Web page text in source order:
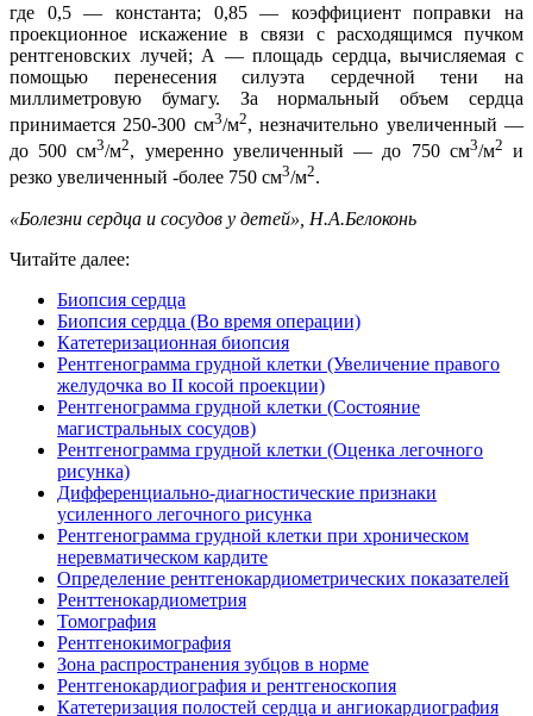
где 0,5 — константа; 0,85 — коэффициент поправки на
проекционное искажение в связи с расходящимся пучком
рентгеновских лучей; А — площадь сердца, вычисляемая с
помощью перенесения силуэта сердечной тени на
миллиметровую бумагу. За нормальный объем сердца
принимается 250-300 см3/м2, незначительно увеличенный —
до 500 см3/м2, умеренно увеличенный — до 750 см3/м2 и
резко увеличенный -более 750 см3/м2.
«Болезни сердца и сосудов у детей», Н.А.Белоконь
Читайте далее:
Биопсия сердца
Биопсия сердца (Во время операции)
Катетеризационная биопсия
Рентгенограмма грудной клетки (Увеличение правого
желудочка во II косой проекции)
Рентгенограмма грудной клетки (Состояние
магистральных сосудов)
Рентгенограмма грудной клетки (Оценка легочного
рисунка)
Дифференциально-диагностические признаки
усиленного легочного рисунка
Рентгенограмма грудной клетки при хроническом
неревматическом кардите
Определение рентгенокардиометрических показателей
Ренттенокардиометрия
Томография
Рентгенокимография
Зона распространения зубцов в норме
Рентгенокардиография и рентгеноскопия
Катетеризация полостей сердца и ангиокардиография